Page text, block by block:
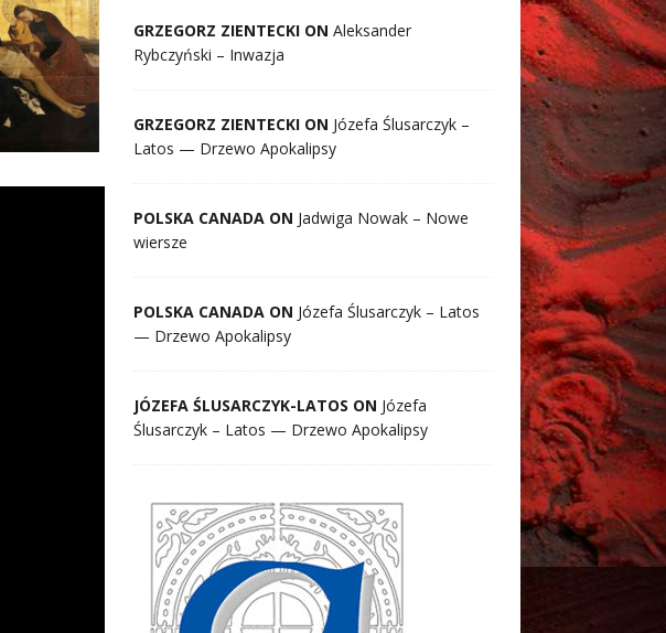
GRZEGORZ ZIENTECKI ON Aleksander
Rybczyński – Inwazja
GRZEGORZ ZIENTECKI ON Józefa Ślusarczyk –
Latos — Drzewo Apokalipsy
POLSKA CANADA ON Jadwiga Nowak – Nowe
wiersze
POLSKA CANADA ON Józefa Ślusarczyk – Latos
— Drzewo Apokalipsy
JÓZEFA ŚLUSARCZYK-LATOS ON Józefa
Ślusarczyk – Latos — Drzewo Apokalipsy